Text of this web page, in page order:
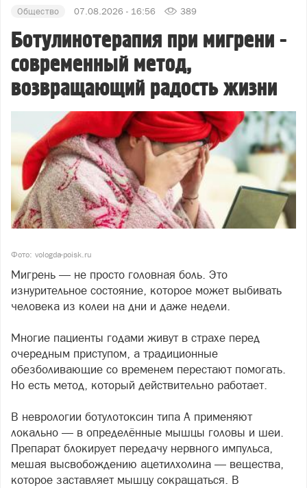
Общество 07.08.2026 - 16:56 389
Ботулинотерапия при мигрени -
современный метод,
возвращающий радость жизни
Фото: vologda-poisk.ru
Мигрень — не просто головная боль. Это
изнурительное состояние, которое может выбивать
человека из колеи на дни и даже недели.
Многие пациенты годами живут в страхе перед
очередным приступом, а традиционные
обезболивающие со временем перестают помогать.
Но есть метод, который действительно работает.
В неврологии ботулотоксин типа А применяют
локально — в определённые мышцы головы и шеи.
Препарат блокирует передачу нервного импульса,
мешая высвобождению ацетилхолина — вещества,
которое заставляет мышцу сокращаться. В